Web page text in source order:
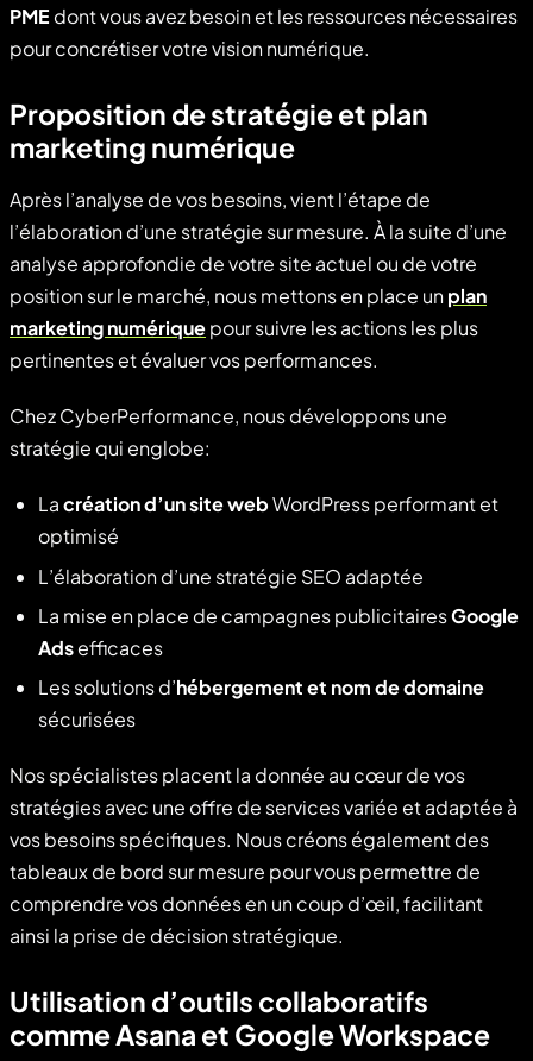
PME dont vous avez besoin et les ressources nécessaires
pour concrétiser votre vision numérique.
Proposition de stratégie et plan
marketing numérique
Après l’analyse de vos besoins, vient l’étape de
l’élaboration d’une stratégie sur mesure. À la suite d’une
analyse approfondie de votre site actuel ou de votre
position sur le marché, nous mettons en place unplan
marketing numériquepour suivre les actions les plus
pertinentes et évaluer vos performances.
Chez CyberPerformance, nous développons une
stratégie qui englobe:
Lacréation d’un site webWordPress performant et
optimisé
L’élaboration d’une stratégie SEO adaptée
La mise en place de campagnes publicitairesGoogle
Adsefficaces
Les solutions d’hébergement et nom de domaine
sécurisées
Nos spécialistes placent la donnée au cœur de vos
stratégies avec une offre de services variée et adaptée à
vos besoins spécifiques. Nous créons également des
tableaux de bord sur mesure pour vous permettre de
comprendre vos données en un coup d’œil, facilitant
ainsi la prise de décision stratégique.
Utilisation d’outils collaboratifs
comme Asana et Google Workspace